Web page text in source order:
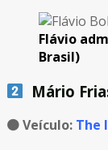
Flávio
Brasil)
Mário
🟠Veículo: The